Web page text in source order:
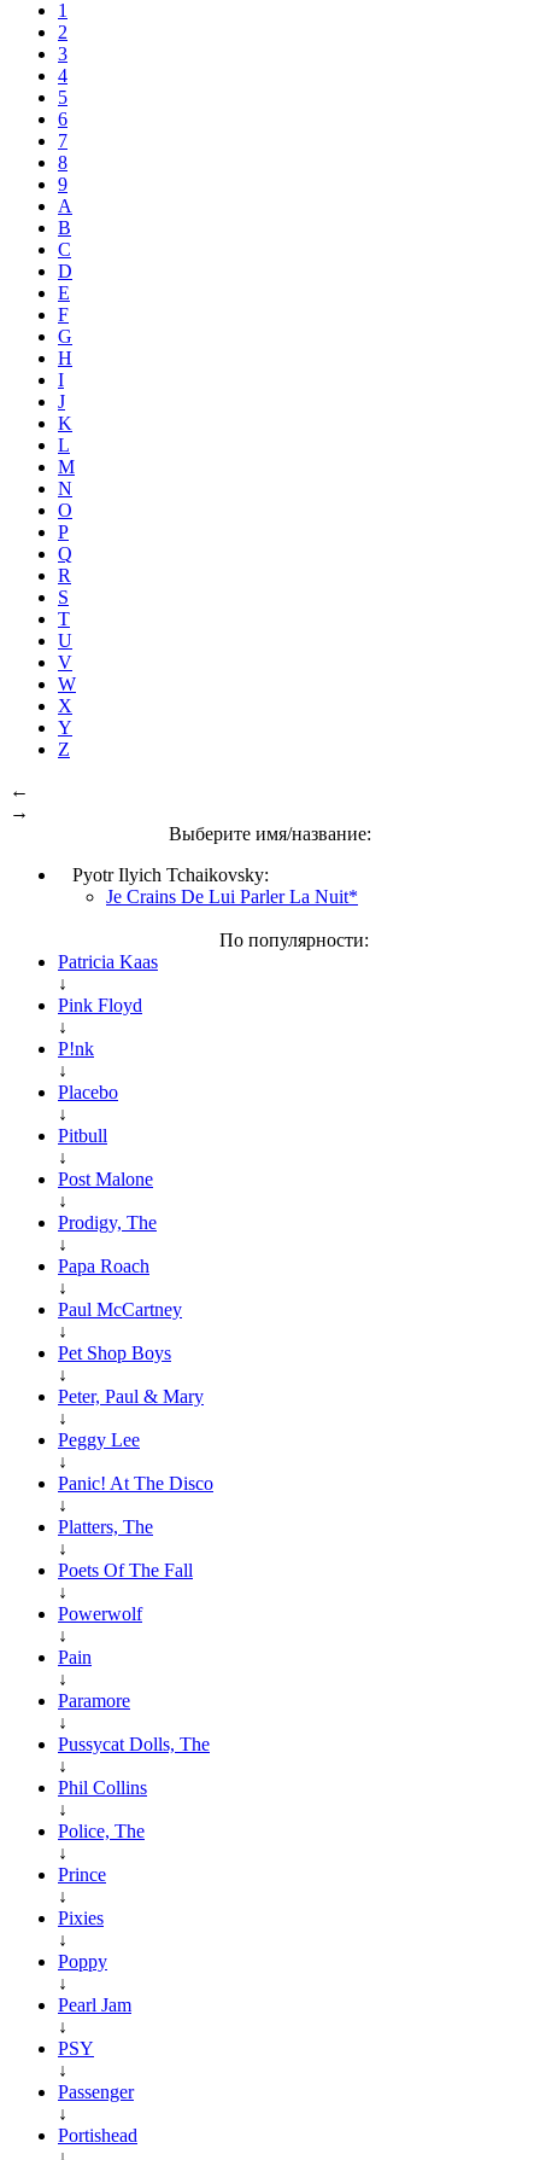
1
2
3
4
5
6
7
8
9
A
B
C
D
E
F
G
H
I
J
K
L
M
N
O
P
Q
R
S
T
U
V
W
X
Y
Z
←
→
Выберите имя/название:
Pyotr Ilyich Tchaikovsky:
Je Crains De Lui Parler La Nuit*
По популярности:
Patricia Kaas
↓
Pink Floyd
↓
P!nk
↓
Placebo
↓
Pitbull
↓
Post Malone
↓
Prodigy, The
↓
Papa Roach
↓
Paul McCartney
↓
Pet Shop Boys
↓
Peter, Paul & Mary
↓
Peggy Lee
↓
Panic! At The Disco
↓
Platters, The
↓
Poets Of The Fall
↓
Powerwolf
↓
Pain
↓
Paramore
↓
Pussycat Dolls, The
↓
Phil Collins
↓
Police, The
↓
Prince
↓
Pixies
↓
Poppy
↓
Pearl Jam
↓
PSY
↓
Passenger
↓
Portishead